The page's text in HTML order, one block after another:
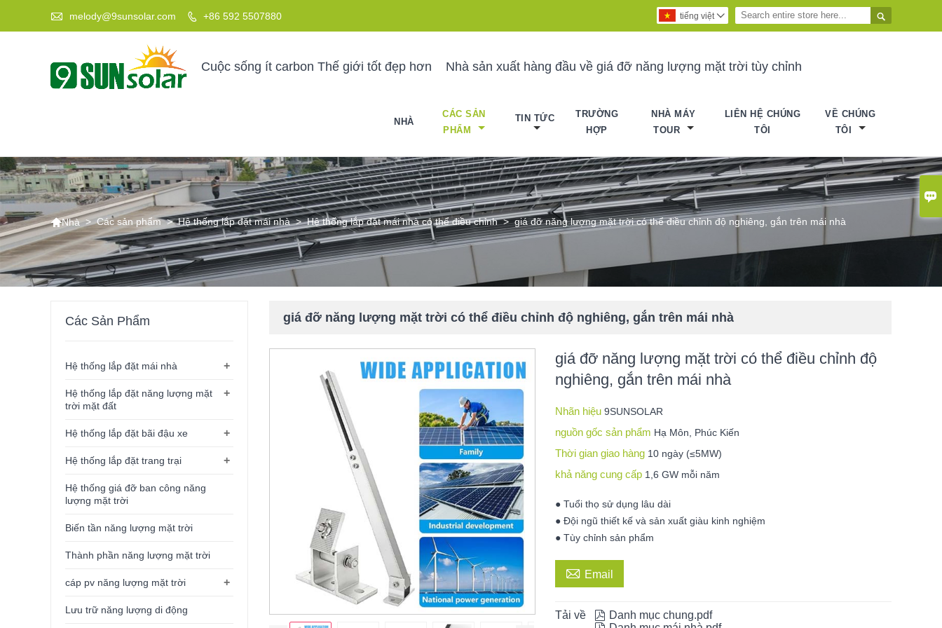

 melody@9sunsolar.com  +86 592 5507880 
tiếng việt 
Cuộc sống ít carbon Thế giới tốt đẹp hơn Nhà sản xuất hàng đầu về giá đỡ năng lượng mặt trời tùy chỉnh
NHÀ
CÁC SẢN
PHẨM
TIN TỨC
TRƯỜNG
HỢP
NHÀ MÁY
TOUR
LIÊN HỆ CHÚNG
TÔI
VỀ CHÚNG
TÔI
Nhà > Các sản phẩm > Hệ thống lắp đặt mái nhà > Hệ thống lắp đặt mái nhà có thể điều chỉnh > giá đỡ năng lượng mặt trời có thể điều chỉnh độ nghiêng, gắn trên mái nhà
giá đỡ năng lượng mặt trời có thể điều chỉnh độ nghiêng, gắn trên mái nhà
giá đỡ năng lượng mặt trời có thể điều chỉnh độ
nghiêng, gắn trên mái nhà
Nhãn hiệu9SUNSOLAR
nguồn gốc sản phẩm Hạ Môn, Phúc Kiến
Thời gian giao hàng 10 ngày (≤5MW)
khả năng cung cấp 1,6 GW mỗi năm
● Tuổi thọ sử dụng lâu dài
● Đội ngũ thiết kế và sản xuất giàu kinh nghiệm
● Tùy chỉnh sản phẩm
 Email
Tải về  Danh mục chung.pdf
Các Sản Phẩm
+
Hệ thống lắp đặt mái nhà
+
Hệ thống lắp đặt năng lượng mặt
trời mặt đất
+
Hệ thống lắp đặt bãi đậu xe
+
Hệ thống lắp đặt trang trại
Hệ thống giá đỡ ban công năng
lượng mặt trời
Biến tần năng lượng mặt trời
Thành phần năng lượng mặt trời
+
cáp pv năng lượng mặt trời
Lưu trữ năng lượng di động